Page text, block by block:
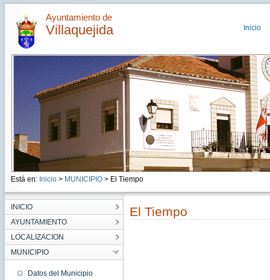
Ayuntamiento de
Villaquejida Inicio
Está en: Inicio > MUNICIPIO> El Tiempo
INICIO
AYUNTAMIENTO
LOCALIZACION
MUNICIPIO
Datos del Municipio
El Tiempo